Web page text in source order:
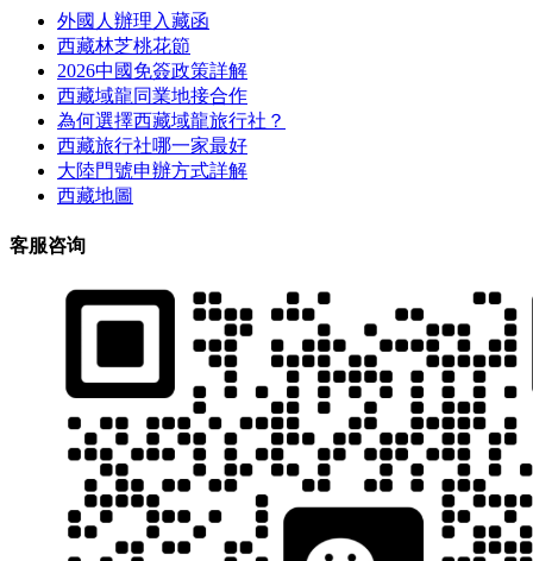
外國人辦理入藏函
西藏林芝桃花節
2026中國免簽政策詳解
西藏域龍同業地接合作
為何選擇西藏域龍旅行社？
西藏旅行社哪一家最好
大陸門號申辦方式詳解
西藏地圖
客服咨询